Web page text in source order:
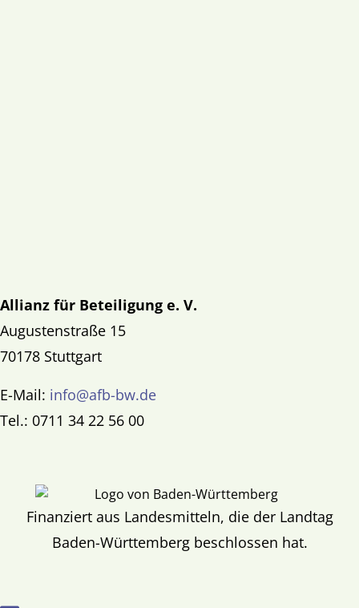
Allianz für Beteiligung e. V.
Augustenstraße 15
70178 Stuttgart
E-Mail: info@afb-bw.de
Tel.: 0711 34 22 56 00
Finanziert aus Landesmitteln, die der Landtag
Baden-Württemberg beschlossen hat.